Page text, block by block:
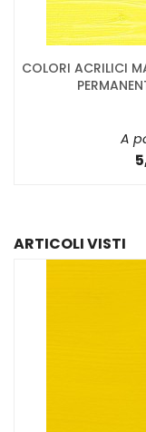
COLORI ACRILICI
A
ARTICOLI VISTI